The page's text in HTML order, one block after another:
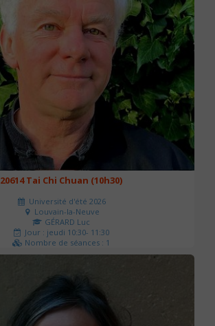
20614 Tai Chi Chuan (10h30)
Université d'été 2026
Louvain-la-Neuve
GÉRARD Luc
Jour : jeudi 10:30- 11:30
Nombre de séances : 1
0 €